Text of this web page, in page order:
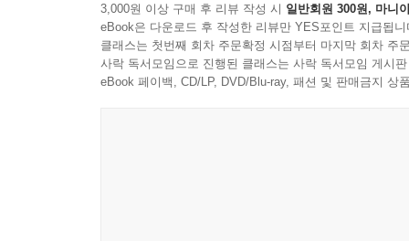
3,000원 이상 구매 후 리뷰 작성 시 일반회원 300원, 마니
eBook은 다운로드 후 작성한 리뷰만 YES포인트 지급됩니
클래스는 첫번째 회차 주문확정 시점부터 마지막 회차 주
사락 독서모임으로 진행된 클래스는 사락 독서모임 게시
eBook 페이백, CD/LP, DVD/Blu-ray, 패션 및 판매금지 상